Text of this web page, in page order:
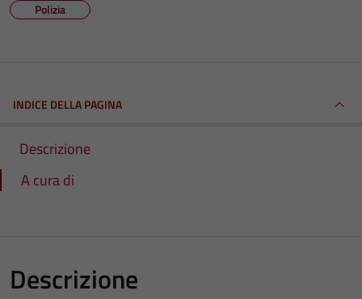
Polizia
INDICE DELLA PAGINA
Descrizione
A cura di
Descrizione